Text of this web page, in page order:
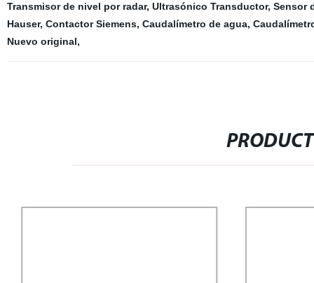
Transmisor de nivel por radar, Ultrasónico Transductor, Sensor
Hauser, Contactor Siemens, Caudalímetro de agua,
Nuevo original,